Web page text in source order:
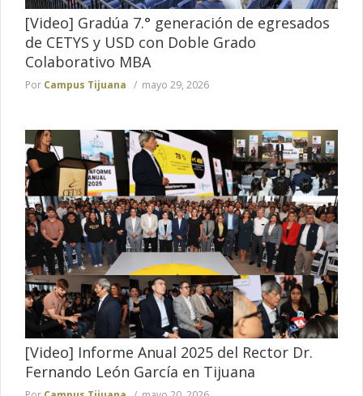
[Video] Gradúa 7.° generación de egresados
de CETYS y USD con Doble Grado
Colaborativo MBA
Por Campus Tijuana mayo 29, 2026
[Video] Informe Anual 2025 del Rector Dr.
Fernando León García en Tijuana